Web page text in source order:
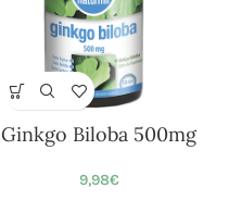
Ginkgo Biloba 500mg
9,98€